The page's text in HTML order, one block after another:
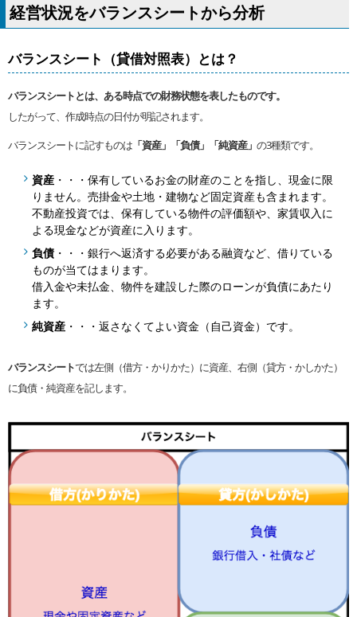
経営状況をバランスシートから分析
バランスシート（貸借対照表）とは？
バランスシートとは、ある時点での財務状態を表したものです。
したがって、作成時点の日付が明記されます。
バランスシートに記すものは 「資産」「負債」「純資産」 の3種類です。
資産 ・・・保有しているお金の財産のことを指し、現金に限
りません。売掛金や土地・建物など固定資産も含まれます。
不動産投資では、保有している物件の評価額や、家賃収入に
よる現金などが資産に入ります。
負債 ・・・銀行へ返済する必要がある融資など、借りている
ものが当てはまります。
借入金や未払金、物件を建設した際のローンが負債にあたり
ます。
純資産 ・・・返さなくてよい資金（自己資金）です。
バランスシートでは左側（借方・かりかた）に資産、右側（貸方・かしかた）
に負債・純資産を記します。